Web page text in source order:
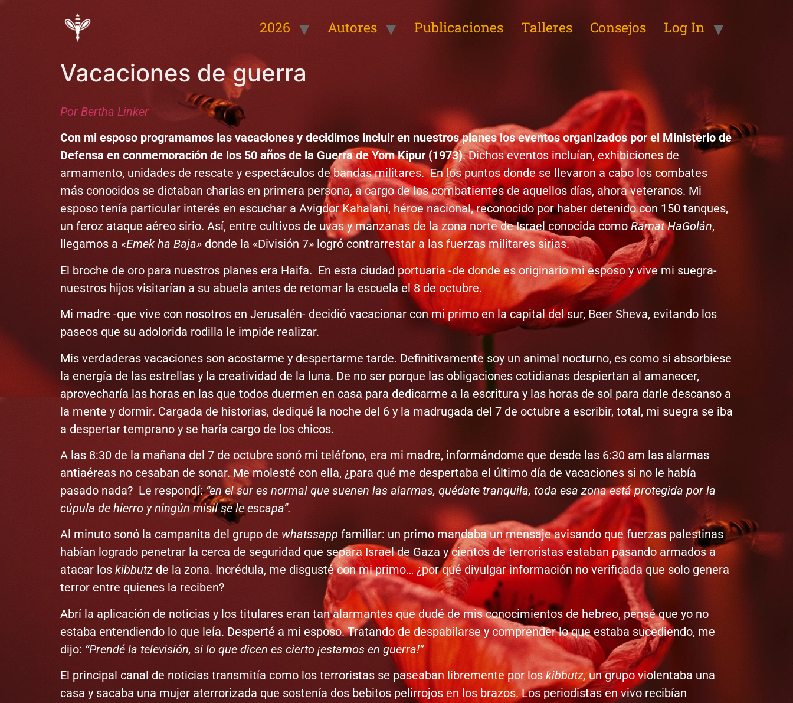
2026 Autores Publicaciones Talleres Consejos Log In
Vacaciones de guerra
Por Bertha Linker
Con mi esposo programamos las vacaciones y decidimos incluir en nuestros planes los eventos organizados por el Ministerio de
Defensa en conmemoración de los 50 años de la Guerra de Yom Kipur (1973). Dichos eventos incluían, exhibiciones de
armamento, unidades de rescate y espectáculos de bandas militares. En los puntos donde se llevaron a cabo los combates
más conocidos se dictaban charlas en primera persona, a cargo de los combatientes de aquellos días, ahora veteranos. Mi
esposo tenía particular interés en escuchar a Avigdor Kahalani, héroe nacional, reconocido por haber detenido con 150 tanques,
un feroz ataque aéreo sirio. Así, entre cultivos de uvas y manzanas de la zona norte de Israel conocida como Ramat HaGolán,
llegamos a «Emek ha Baja» donde la «División 7» logró contrarrestar a las fuerzas militares sirias.
El broche de oro para nuestros planes era Haifa. En esta ciudad portuaria -de donde es originario mi esposo y vive mi suegra-
nuestros hijos visitarían a su abuela antes de retomar la escuela el 8 de octubre.
Mi madre -que vive con nosotros en Jerusalén- decidió vacacionar con mi primo en la capital del sur, Beer Sheva, evitando los
paseos que su adolorida rodilla le impide realizar.
Mis verdaderas vacaciones son acostarme y despertarme tarde. Definitivamente soy un animal nocturno, es como si absorbiese
la energía de las estrellas y la creatividad de la luna. De no ser porque las obligaciones cotidianas despiertan al amanecer,
aprovecharía las horas en las que todos duermen en casa para dedicarme a la escritura y las horas de sol para darle descanso a
la mente y dormir. Cargada de historias, dediqué la noche del 6 y la madrugada del 7 de octubre a escribir, total, mi suegra se iba
a despertar temprano y se haría cargo de los chicos.
A las 8:30 de la mañana del 7 de octubre sonó mi teléfono, era mi madre, informándome que desde las 6:30 am las alarmas
antiaéreas no cesaban de sonar. Me molesté con ella, ¿para qué me despertaba el último día de vacaciones si no le había
pasado nada? Le respondí:“en el sur es normal que suenen las alarmas, quédate tranquila, toda esa zona está protegida por la
cúpula de hierro y ningún misil se le escapa”.
Al minuto sonó la campanita del grupo de whatssapp familiar: un primo mandaba un mensaje avisando que fuerzas palestinas
habían logrado penetrar la cerca de seguridad que separa Israel de Gaza y cientos de terroristas estaban pasando armados a
atacar los kibbutz de la zona. Incrédula, me disgusté con mi primo… ¿por qué divulgar información no verificada que solo genera
terror entre quienes la reciben?
Abrí la aplicación de noticias y los titulares eran tan alarmantes que dudé de mis conocimientos de hebreo, pensé que yo no
estaba entendiendo lo que leía. Desperté a mi esposo. Tratando de despabilarse y comprender lo que estaba sucediendo, me
dijo: “Prendé la televisión, si lo que dicen es cierto ¡estamos en guerra!”
El principal canal de noticias transmitía como los terroristas se paseaban libremente por los kibbutz,un grupo violentaba una
casa y sacaba una mujer aterrorizada que sostenía dos bebitos pelirrojos en los brazos. Los periodistas en vivo recibían